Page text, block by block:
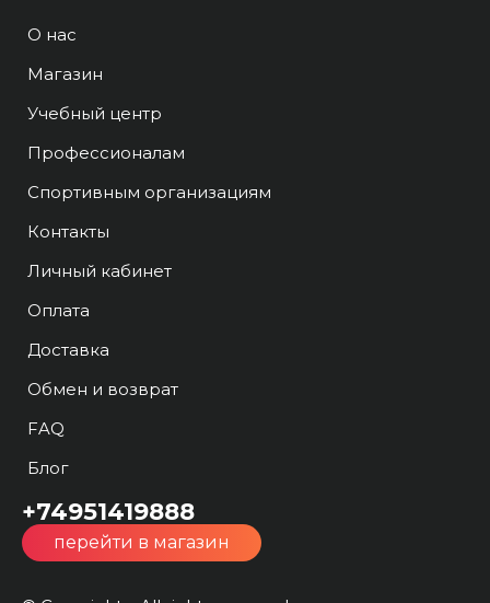
О нас
Магазин
Учебный центр
Профессионалам
Спортивным организациям
Контакты
Личный кабинет
Оплата
Доставка
Обмен и возврат
FAQ
Блог
+74951419888
перейти в магазин